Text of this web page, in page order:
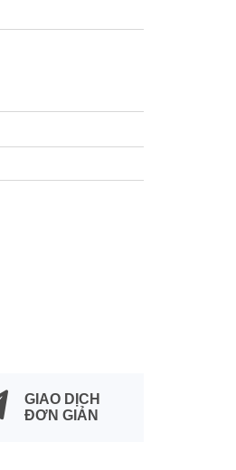
GIAO DỊCH
ĐƠN GIẢN